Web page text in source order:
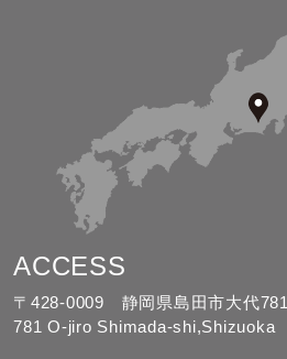
ACCESS
〒428-0009 静岡県島田市大代781
781 O-jiro Shimada-shi,Shizuoka